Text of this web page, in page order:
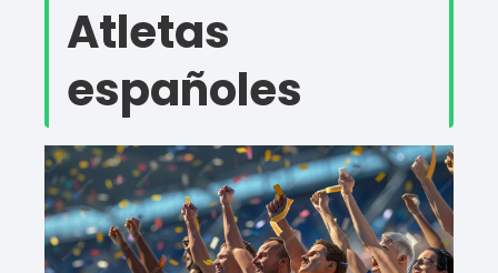
Atletas
españoles